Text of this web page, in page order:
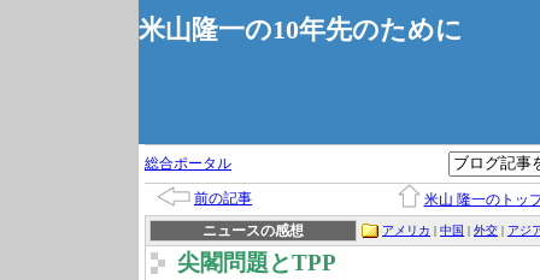
米山隆一の10年先のために
総合ポータル
前の記事
米山 隆一のトッ
ニュースの感想
アメリカ | 中国 | 外交 | アジ
尖閣問題とTPP